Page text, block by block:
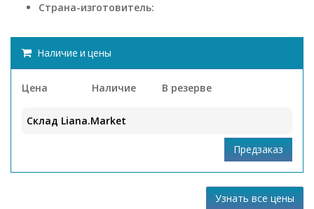
Страна-изготовитель:
Наличие и цены
Цена Наличие В резерве
Склад Liana.Market
Узнать все цены